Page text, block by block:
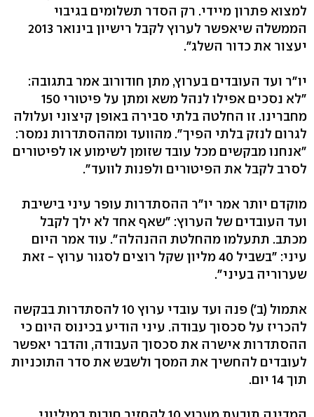
למצוא פתרון מיידי. רק הסדר תשלומים בגיבוי
הממשלה שיאפשר לערוץ לקבל רישיון בינואר 2013
יעצור את כדור השלג".
יו"ר ועד העובדים בערוץ, מתן חודורוב אמר בתגובה:
"לא נסכים אפילו לנהל משא ומתן על פיטורי 150
מחברינו. זו החלטה בלתי סבירה באופן קיצוני ועלולה
לגרום לנזק בלתי הפיך". מהוועד ומההסתדרות נמסר:
"אנחנו מבקשים מכל עובד שזומן לשימוע או לפיטורים
לסרב לקבל את הפיטורים ולפנות לוועד".
מוקדם יותר אמר יו"ר ההסתדרות עופר עיני בישיבת
ועד העובדים של הערוץ: "שאף אחד לא ילך לקבל
מכתב. תתעלמו מהחלטת ההנהלה". עוד אמר היום
עיני: "בשביל 40 מליון שקל רוצים לסגור ערוץ - זאת
שערוריה בעיני".
אתמול (ב') פנה ועד עובדי ערוץ 10 להסתדרות בבקשה
להכריז על סכסוך עבודה. עיני הודיע בכינוס היום כי
ההסתדרות אישרה את סכסוך העבודה, והדבר יאפשר
לעובדים להחשיך את המסך ולשבש את סדר התוכניות
תוך 14 יום.